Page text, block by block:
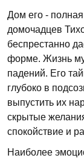
Дом его -
домочадцев
беспрестанно
форме. Жизнь
падений. Его
глубоко в
выпустить их
скрытые
спокойствие и
Наиболее